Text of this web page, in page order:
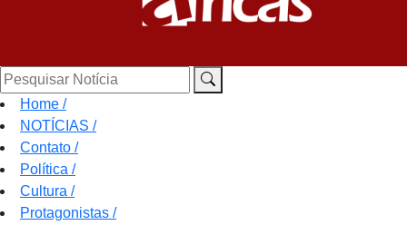
Pesquisar Notícia
Home /
NOTÍCIAS /
Contato /
Política /
Cultura /
Protagonistas /